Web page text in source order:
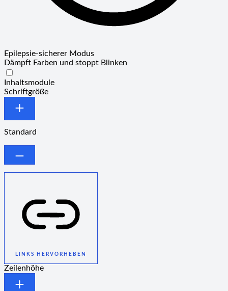
Epilepsie-sicherer Modus
Dämpft Farben und stoppt Blinken
Inhaltsmodule
Schriftgröße
Standard
LINKS HERVORHEBEN
Zeilenhöhe